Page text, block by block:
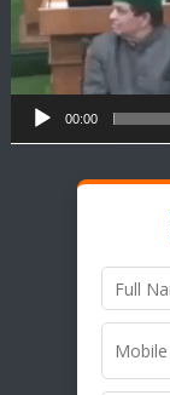
00:00